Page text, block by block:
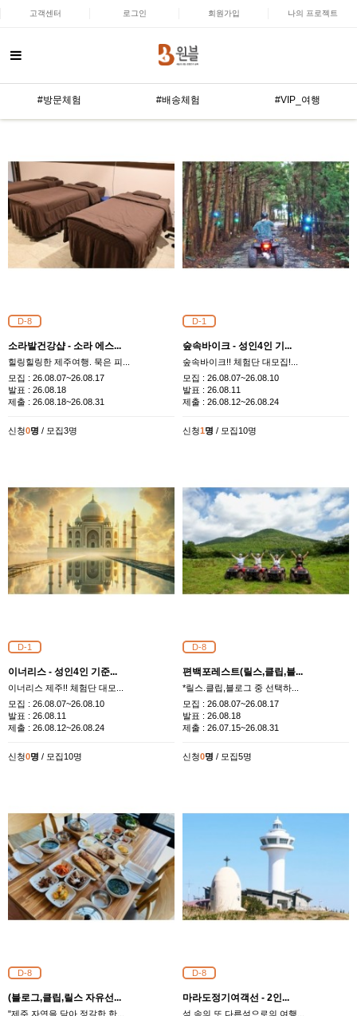
고객센터 로그인 회원가입 나의 프로젝트
#방문체험 #배송체험 #VIP_여행
D-8
소라발건강샵 - 소라 에스...
힐링힐링한 제주여행. 묵은 피...
모집 : 26.08.07~26.08.17
발표 : 26.08.18
제출 : 26.08.18~26.08.31
신청0명 / 모집3명
D-1
숲속바이크 - 성인4인 기...
숲속바이크!! 체험단 대모집!...
모집 : 26.08.07~26.08.10
발표 : 26.08.11
제출 : 26.08.12~26.08.24
신청1명 / 모집10명
D-1
이너리스 - 성인4인 기준...
이너리스 제주!! 체험단 대모...
모집 : 26.08.07~26.08.10
발표 : 26.08.11
제출 : 26.08.12~26.08.24
신청0명 / 모집10명
D-8
편백포레스트(릴스,클립,블...
*릴스.클립,블로그 중 선택하...
모집 : 26.08.07~26.08.17
발표 : 26.08.18
제출 : 26.07.15~26.08.31
신청0명 / 모집5명
D-8
(블로그,클립,릴스 자유선...
"제주 자연을 담아 정갈한 한...
D-8
마라도정기여객선 - 2인...
섬 속의 또 다른섬으로의 여행...